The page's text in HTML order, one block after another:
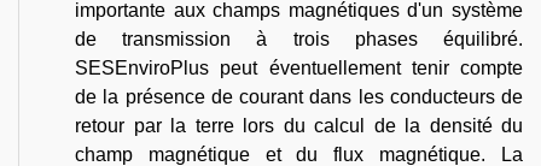
importante aux champs magnétiques d'un système
de transmission à trois phases équilibré.
SESEnviroPlus peut éventuellement tenir compte
de la présence de courant dans les conducteurs de
retour par la terre lors du calcul de la densité du
champ magnétique et du flux magnétique. La